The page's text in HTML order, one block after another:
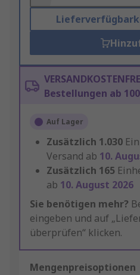
Bestellungen ab
Auf Lager
Zusätzlich 1.030
Versand ab 10.
Zusätzlich 165
ab 10. August 2026
Sie benötigen mehr?
eingeben und auf
überprüfen“ klicken.
Mengenpreisoptionen